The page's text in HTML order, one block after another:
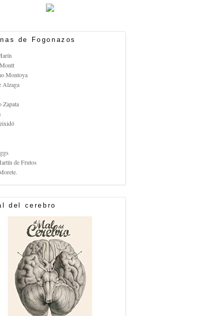
de Fogonazos
Montoya
Alzaga
Zapata
de Frutos
del cerebro